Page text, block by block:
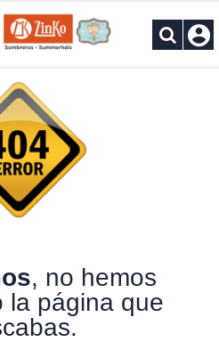
, no hemos
la página que